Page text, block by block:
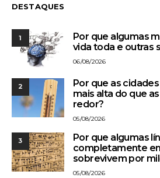
DESTAQUES
1
Por que algumas
vida toda e outras
06/08/2026
2
Por que as
mais alta do que
redor?
05/08/2026
3
Por que algumas
completamente
sobrevivem por
05/08/2026